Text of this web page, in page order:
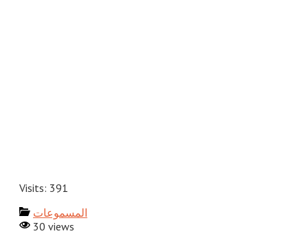
Visits: 391
المسموعات
30 views